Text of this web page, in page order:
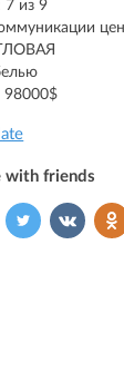
7 из 9
98000$
with friends